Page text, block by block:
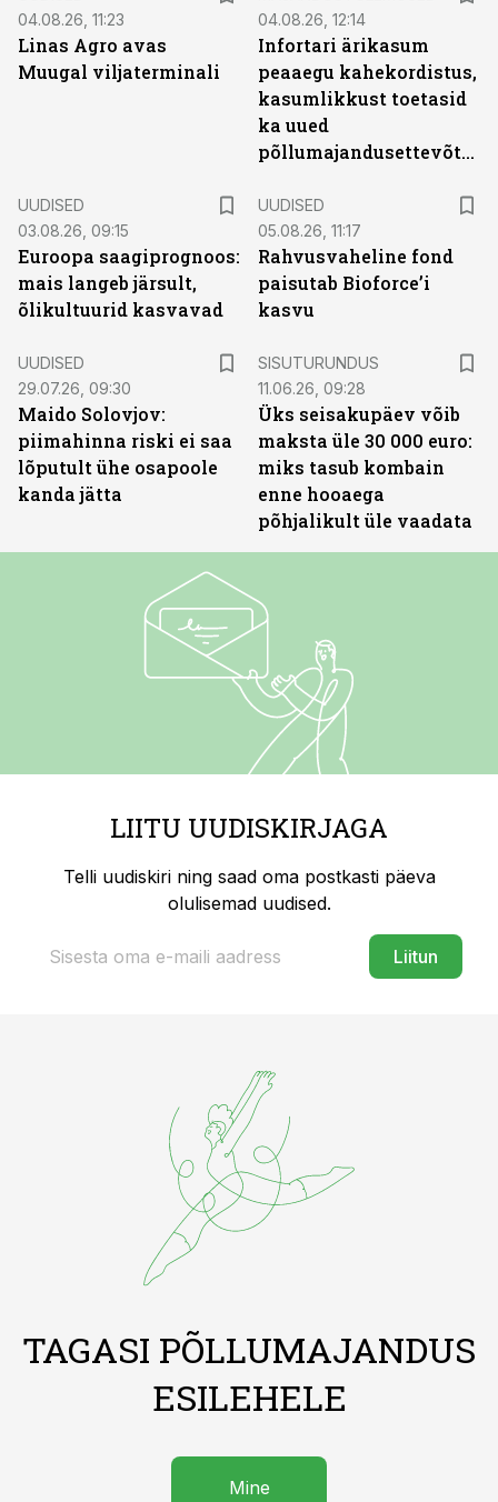
04.08.26, 11:23
Linas Agro avas
Muugal viljaterminali
04.08.26, 12:14
Infortari ärikasum
peaaegu kahekordistus,
kasumlikkust toetasid
ka uued
põllumajandusettevõtted
UUDISED
03.08.26, 09:15
Euroopa saagiprognoos:
mais langeb järsult,
õlikultuurid kasvavad
UUDISED
05.08.26, 11:17
Rahvusvaheline fond
paisutab Bioforce’i
kasvu
UUDISED
29.07.26, 09:30
Maido Solovjov:
piimahinna riski ei saa
lõputult ühe osapoole
kanda jätta
SISUTURUNDUS
11.06.26, 09:28
Üks seisakupäev võib
maksta üle 30 000 euro:
miks tasub kombain
enne hooaega
põhjalikult üle vaadata
LIITU UUDISKIRJAGA
Telli uudiskiri ning saad oma postkasti päeva
olulisemad uudised.
Liitun
TAGASI PÕLLUMAJANDUS
ESILEHELE
Mine